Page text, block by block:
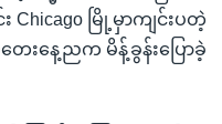
မြို့မှာကျင်းပတဲ့
းနေ့ညက မိန့်ခွန်းပြောခဲ့